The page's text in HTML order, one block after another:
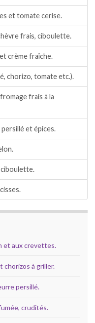
et tomate cerise.
frais, ciboulette.
crème fraîche.
chorizo, tomate etc.).
frais à la
et épices.
et aux crevettes.
chorizos à griller.
persillé.
crudités.